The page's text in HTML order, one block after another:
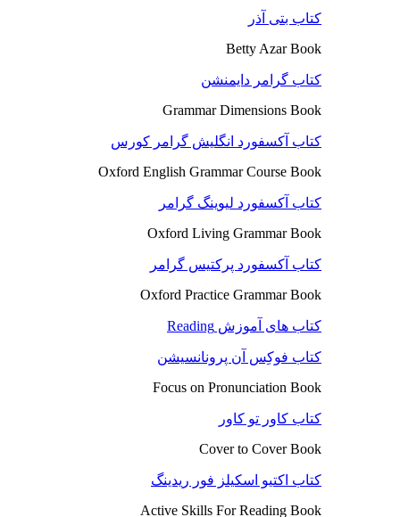
کتاب بتی آذر
Betty Azar Book
کتاب گرامر دایمنشن
Grammar Dimensions Book
کتاب آکسفورد انگلیش گرامر کورس
Oxford English Grammar Course Book
کتاب آکسفورد لیوینگ گرامر
Oxford Living Grammar Book
کتاب آکسفورد پرکتیس گرامر
Oxford Practice Grammar Book
کتاب های آموزش Reading
کتاب فوکِس آن پرونانسیشن
Focus on Pronunciation Book
کتاب کاور تو کاور
Cover to Cover Book
کتاب اکتیو اسکیلز فور ریدینگ
Active Skills For Reading Book